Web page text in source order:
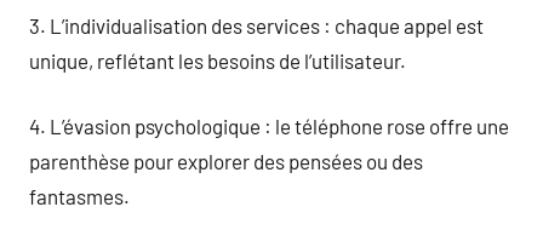
3. L’individualisation des services : chaque appel est
unique, reflétant les besoins de l’utilisateur.
4. L’évasion psychologique : le téléphone rose offre une
parenthèse pour explorer des pensées ou des
fantasmes.